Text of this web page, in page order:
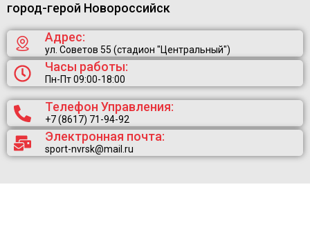
город-герой Новороссийск
Адрес:
ул. Советов 55 (стадион "Центральный")
Часы работы:
Пн-Пт 09:00-18:00
Телефон Управления:
+7 (8617) 71-94-92
Электронная почта:
sport-nvrsk@mail.ru